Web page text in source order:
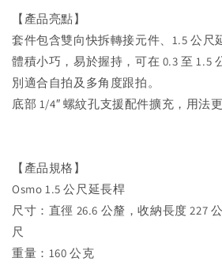
【產品亮點】
套件包含雙向快拆轉接元件、1.5 公尺
體積小巧，易於握持，可在 0.3 至 1.5
別適合自拍及多角度跟拍。
底部 1/4″ 螺紋孔支援配件擴充，用法更
【產品規格】
Osmo 1.5 公尺延長桿
尺寸：直徑 26.6 公釐，收納長度 227
尺
重量：160 公克